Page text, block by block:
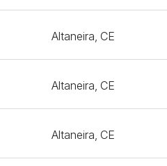
Altaneira, CE
Altaneira, CE
Altaneira, CE